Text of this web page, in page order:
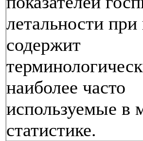
летальности
содержит
наиболее часто
используемые в
статистике.